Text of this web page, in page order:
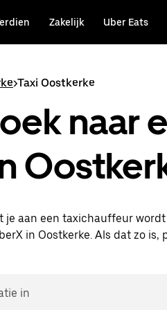
Zakelijk Uber Eats
>Taxi Oostkerke
naar
je aan een taxichauffeur
in Oostkerke. Als dat zo is,
7 beschikbaarheid en
in